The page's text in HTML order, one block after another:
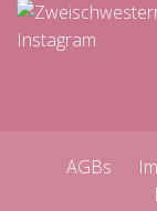
AGBs